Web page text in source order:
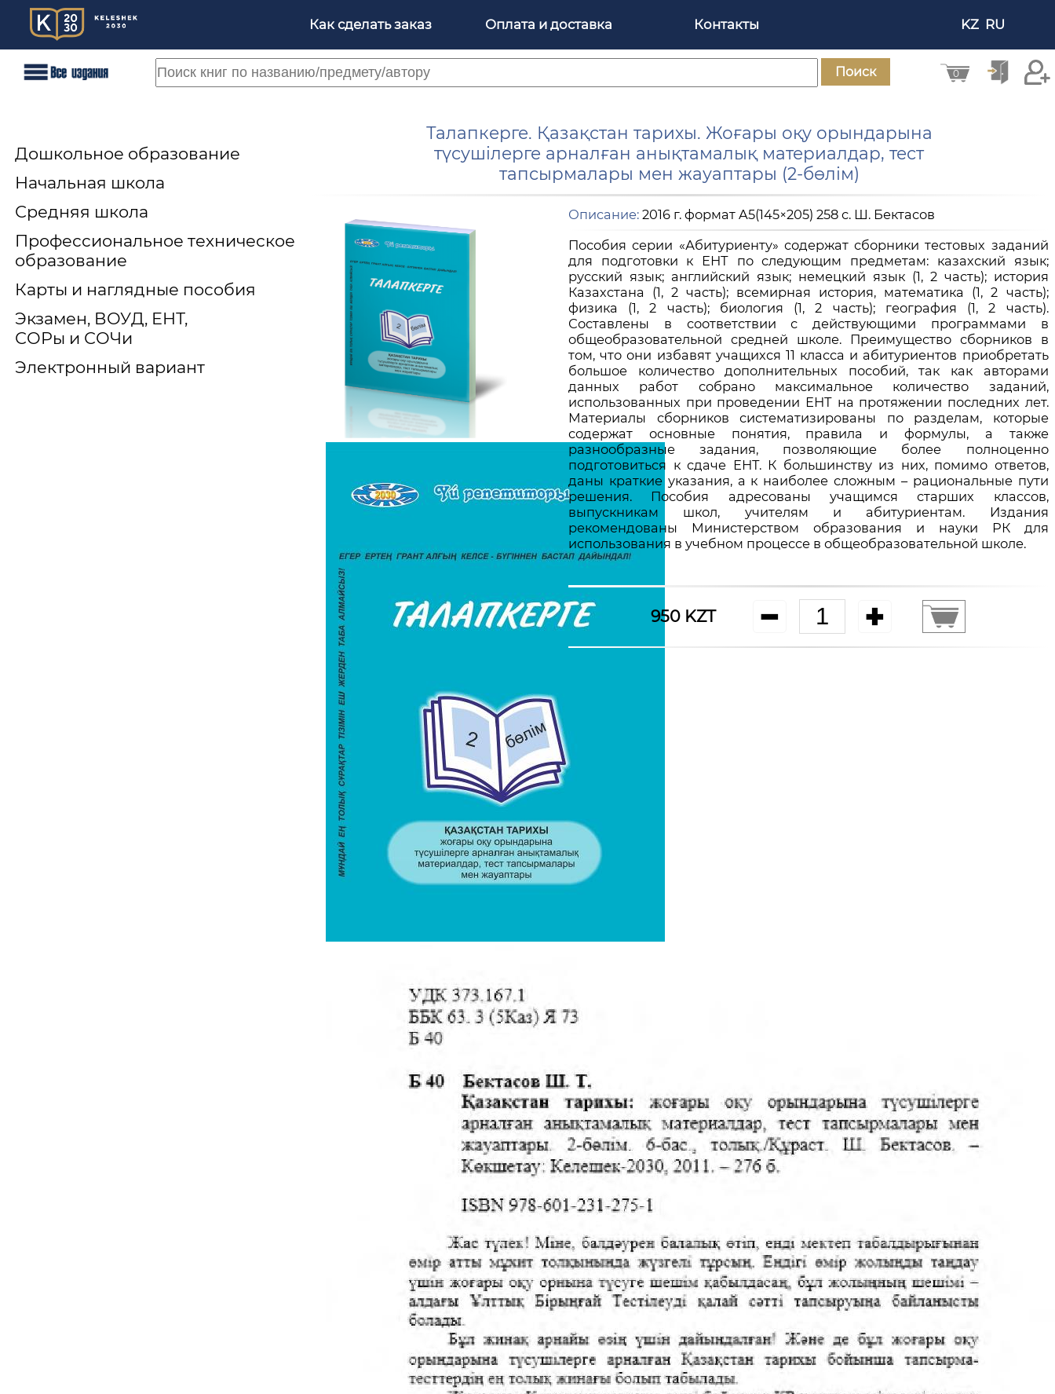
Как сделать заказ Оплата и доставка Контакты KZ RU
Поиск 0
Дошкольное образование
Начальная школа
Средняя школа
Профессиональное техническое
образование
Карты и наглядные пособия
Экзамен, ВОУД, ЕНТ,
СОРы и СОЧи
Электронный вариант
Талапкерге. Қазақстан тарихы. Жоғары оқу орындарына
түсушілерге арналған анықтамалық материалдар, тест
тапсырмалары мен жауаптары (2-бөлім)
Описание: 2016 г. формат A5(145×205) 258 с. Ш. Бектасов
Пособия серии «Абитуриенту» содержат сборники тестовых заданий
для подготовки к ЕНТ по следующим предметам: казахский язык;
русский язык; английский язык; немецкий язык (1, 2 часть); история
Казахстана (1, 2 часть); всемирная история, математика (1, 2 часть);
физика (1, 2 часть); биология (1, 2 часть); география (1, 2 часть).
Составлены в соответствии с действующими программами в
общеобразовательной средней школе. Преимущество сборников в
том, что они избавят учащихся 11 класса и абитуриентов приобретать
большое количество дополнительных пособий, так как авторами
данных работ собрано максимальное количество заданий,
использованных при проведении ЕНТ на протяжении последних лет.
Материалы сборников систематизированы по разделам, которые
содержат основные понятия, правила и формулы, а также
разнообразные задания, позволяющие более полноценно
подготовиться к сдаче ЕНТ. К большинству из них, помимо ответов,
даны краткие указания, а к наиболее сложным – рациональные пути
решения. Пособия адресованы учащимся старших классов,
выпускникам школ, учителям и абитуриентам. Издания
рекомендованы Министерством образования и науки РК для
использования в учебном процессе в общеобразовательной школе.
950 KZT